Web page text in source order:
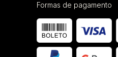
Formas de pagamento